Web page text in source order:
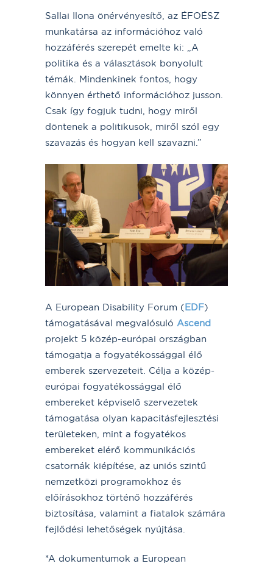
Sallai Ilona önérvényesítő, az ÉFOÉSZ
munkatársa az információhoz való
hozzáférés szerepét emelte ki: „A
politika és a választások bonyolult
témák. Mindenkinek fontos, hogy
könnyen érthető információhoz jusson.
Csak így fogjuk tudni, hogy miről
döntenek a politikusok, miről szól egy
szavazás és hogyan kell szavazni.”
A European Disability Forum (EDF)
támogatásával megvalósuló Ascend
projekt 5 közép-európai országban
támogatja a fogyatékossággal élő
emberek szervezeteit. Célja a közép-
európai fogyatékossággal élő
embereket képviselő szervezetek
támogatása olyan kapacitásfejlesztési
területeken, mint a fogyatékos
embereket elérő kommunikációs
csatornák kiépítése, az uniós szintű
nemzetközi programokhoz és
előírásokhoz történő hozzáférés
biztosítása, valamint a fiatalok számára
fejlődési lehetőségek nyújtása.
*A dokumentumok a European